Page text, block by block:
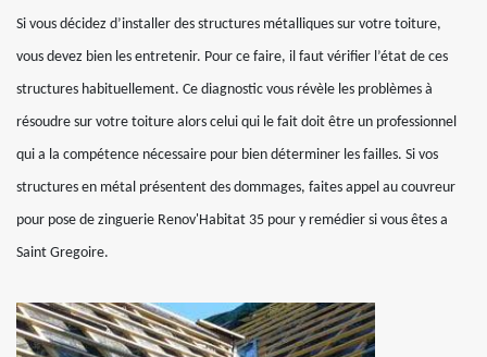
Si vous décidez d’installer des structures métalliques sur votre toiture,
vous devez bien les entretenir. Pour ce faire, il faut vérifier l’état de ces
structures habituellement. Ce diagnostic vous révèle les problèmes à
résoudre sur votre toiture alors celui qui le fait doit être un professionnel
qui a la compétence nécessaire pour bien déterminer les failles. Si vos
structures en métal présentent des dommages, faites appel au couvreur
pour pose de zinguerie Renov'Habitat 35 pour y remédier si vous êtes a
Saint Gregoire.